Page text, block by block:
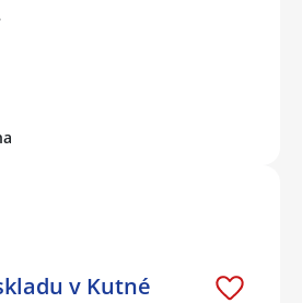
v Kutné